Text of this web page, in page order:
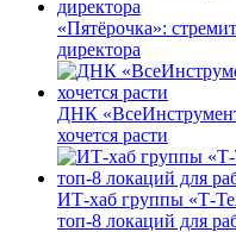
«Пятёрочка»:
директора
ДНК
хочется расти
ИТ-хаб группы «Т-
топ-8 локаций для